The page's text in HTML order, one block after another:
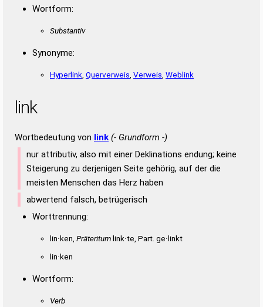
Wortform:
Substantiv
Synonyme:
Hyperlink Querverweis Verweis Weblink
link
Wortbedeutung von link (- Grundform -)
nur attributiv, also mit einer Deklinations endung; keine
Steigerung zu derjenigen Seite gehörig, auf der die
meisten Menschen das Herz haben
abwertend falsch, betrügerisch
Worttrennung:
lin·ken, Präteritumlink·te, Part. ge·linkt
lin·ken
Wortform:
Verb